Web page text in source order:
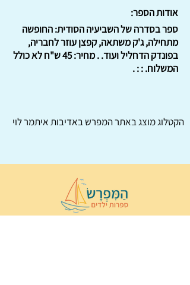
אודות הספר:
ספר בסדרה של השביעיה הסודית: החופשה
מתחילה, ג'ק משתאה, קפצן עוזר לחבריה,
בפונדק הדחליל ועוד. . מחיר: 45 ש"ח לא כולל
המשלוח. : : .
הקטלוג מוצג באתרהמפרשבאדיבות איתמר לוי